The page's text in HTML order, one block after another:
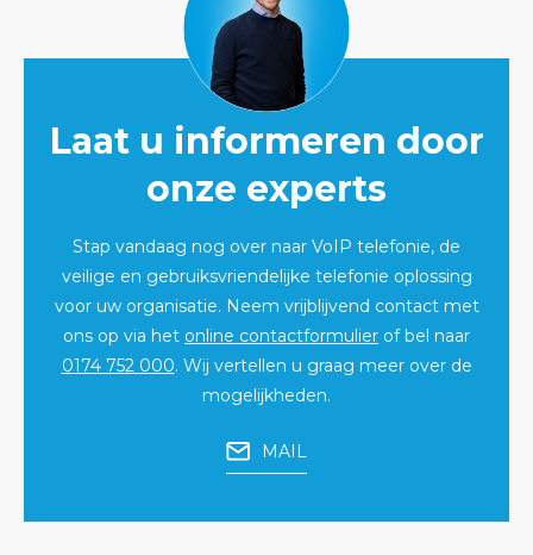
Laat u informeren door
onze experts
Stap vandaag nog over naar VoIP telefonie, de
veilige en gebruiksvriendelijke telefonie oplossing
voor uw organisatie. Neem vrijblijvend contact met
ons op via het online contactformulier of bel naar
0174 752 000. Wij vertellen u graag meer over de
mogelijkheden.
MAIL